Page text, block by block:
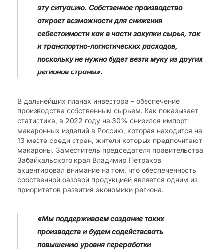
эту ситуацию. Собственное производство
откроет возможности для снижения
себестоимости как в части закупки сырья, так
и транспортно-логистических расходов,
поскольку не нужно будет везти муку из других
регионов страны».
В дальнейших планах инвестора – обеспечение
производства собственным сырьем. Как показывает
статистика, в 2022 году на 30% снизился импорт
макаронных изделий в Россию, которая находится на
13 месте среди стран, жители которых предпочитают
макароны. Заместитель председателя правительства
Забайкальского края Владимир Петраков
акцентировал внимание на том, что обеспеченность
собственной базовой продукцией является одним из
приоритетов развития экономики региона.
«Мы поддерживаем создание таких
производств и будем содействовать
повышению уровня переработки